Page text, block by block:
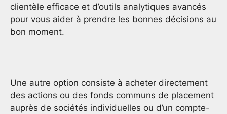
clientèle efficace et d’outils analytiques avancés
pour vous aider à prendre les bonnes décisions au
bon moment.
Une autre option consiste à acheter directement
des actions ou des fonds communs de placement
auprès de sociétés individuelles ou d’un compte-